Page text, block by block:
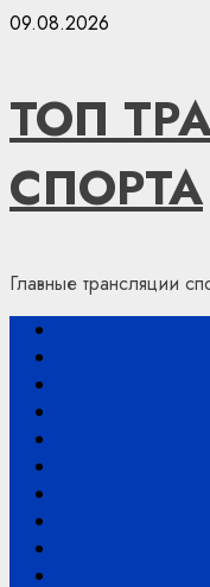
Перейти
09.08.2026
ТОП
СПОРТА
Главные трансляции
Основное
меню